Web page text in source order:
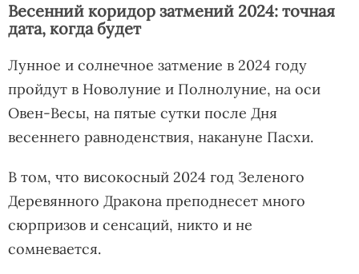
Весенний коридор затмений 2024: точная
дата, когда будет
Лунное и солнечное затмение в 2024 году
пройдут в Новолуние и Полнолуние, на оси
Овен-Весы, на пятые сутки после Дня
весеннего равноденствия, накануне Пасхи.
В том, что високосный 2024 год Зеленого
Деревянного Дракона преподнесет много
сюрпризов и сенсаций, никто и не
сомневается.